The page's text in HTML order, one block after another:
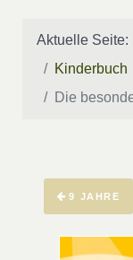
Aktuelle Seite:
Kinderbuch
Die
9 JAHRE